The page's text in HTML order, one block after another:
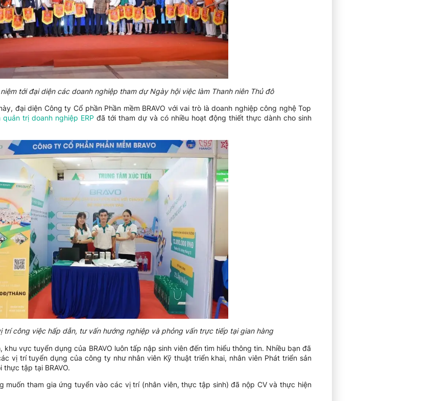
tới đại diện các doanh nghiệp tham dự Ngày hội việc làm Thanh niên Thủ đô
đại diện Công ty Cổ phần Phần mềm BRAVO với vai trò là doanh nghiệp công nghệ Top
quản trị doanh nghiệp ERP đã tới tham dự và có nhiều hoạt động thiết thực dành cho sinh
trí công việc hấp dẫn, tư vấn hướng nghiệp và phỏng vấn trực tiếp tại gian hàng
vực tuyển dụng của BRAVO luôn tấp nập sinh viên đến tìm hiểu thông tin. Nhiều bạn đã
vị trí tuyển dụng của công ty như nhân viên Kỹ thuật triển khai, nhân viên Phát triển sản
tập tại BRAVO.
muốn tham gia ứng tuyển vào các vị trí (nhân viên, thực tập sinh) đã nộp CV và thực hiện